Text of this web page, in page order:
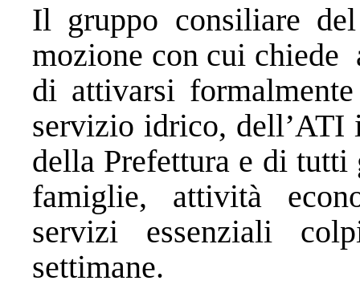
Il gruppo consiliare
mozione con cui chiede
di attivarsi
servizio idrico, dell’ATI
della Prefettura e di
famiglie, attività
servizi essenziali
settimane.